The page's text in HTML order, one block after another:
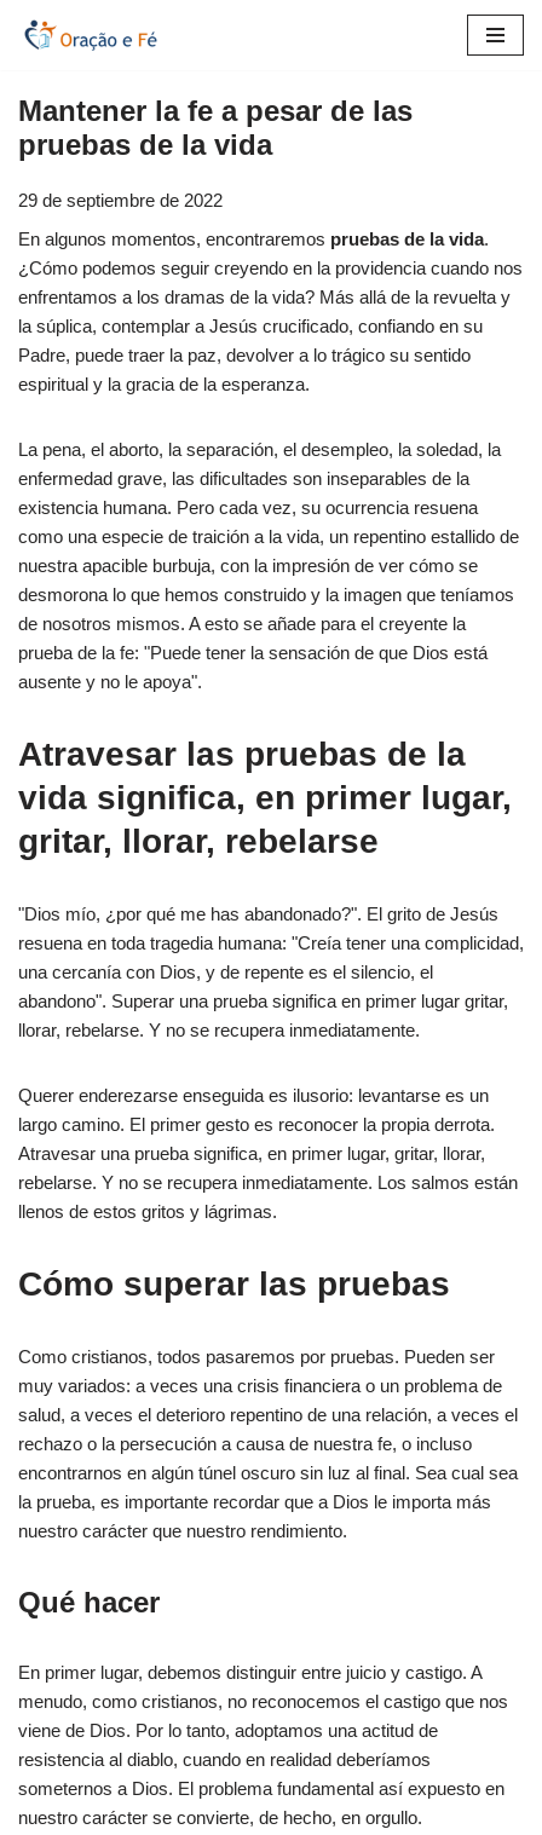
contenido
Mantener la fe a pesar de las
pruebas de la vida
29 de septiembre de 2022
En algunos momentos, encontraremos pruebas de la vida.
¿Cómo podemos seguir creyendo en la providencia cuando nos
enfrentamos a los dramas de la vida? Más allá de la revuelta y
la súplica, contemplar a Jesús crucificado, confiando en su
Padre, puede traer la paz, devolver a lo trágico su sentido
espiritual y la gracia de la esperanza.
La pena, el aborto, la separación, el desempleo, la soledad, la
enfermedad grave, las dificultades son inseparables de la
existencia humana. Pero cada vez, su ocurrencia resuena
como una especie de traición a la vida, un repentino estallido de
nuestra apacible burbuja, con la impresión de ver cómo se
desmorona lo que hemos construido y la imagen que teníamos
de nosotros mismos. A esto se añade para el creyente la
prueba de la fe: "Puede tener la sensación de que Dios está
ausente y no le apoya".
Atravesar las pruebas de la
vida significa, en primer lugar,
gritar, llorar, rebelarse
"Dios mío, ¿por qué me has abandonado?". El grito de Jesús
resuena en toda tragedia humana: "Creía tener una complicidad,
una cercanía con Dios, y de repente es el silencio, el
abandono". Superar una prueba significa en primer lugar gritar,
llorar, rebelarse. Y no se recupera inmediatamente.
Querer enderezarse enseguida es ilusorio: levantarse es un
largo camino. El primer gesto es reconocer la propia derrota.
Atravesar una prueba significa, en primer lugar, gritar, llorar,
rebelarse. Y no se recupera inmediatamente. Los salmos están
llenos de estos gritos y lágrimas.
Cómo superar las pruebas
Como cristianos, todos pasaremos por pruebas. Pueden ser
muy variados: a veces una crisis financiera o un problema de
salud, a veces el deterioro repentino de una relación, a veces el
rechazo o la persecución a causa de nuestra fe, o incluso
encontrarnos en algún túnel oscuro sin luz al final. Sea cual sea
la prueba, es importante recordar que a Dios le importa más
nuestro carácter que nuestro rendimiento.
Qué hacer
En primer lugar, debemos distinguir entre juicio y castigo. A
menudo, como cristianos, no reconocemos el castigo que nos
viene de Dios. Por lo tanto, adoptamos una actitud de
resistencia al diablo, cuando en realidad deberíamos
someternos a Dios. El problema fundamental así expuesto en
nuestro carácter se convierte, de hecho, en orgullo.